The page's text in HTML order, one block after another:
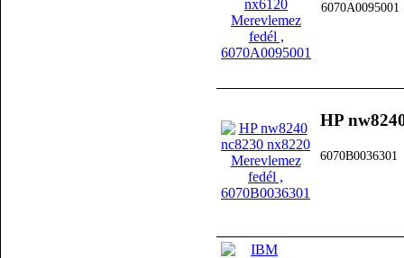
6070A0095001
HP
6070B0036301